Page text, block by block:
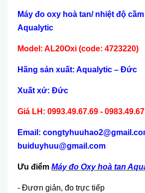
Máy đo oxy hoà tan/ nhiệt độ c
Aqualytic
Model: AL20Oxi (code: 4723220)
Hãng sản xuất: Aqualytic – Đức
Xuất xứ: Đức
Giá LH: 0993.49.67.69 -
Email:
buiduyhuu@gmail.com
Ưu điểm Máy đo Oxy hoà tan
- Đươn giản, đo trực tiếp